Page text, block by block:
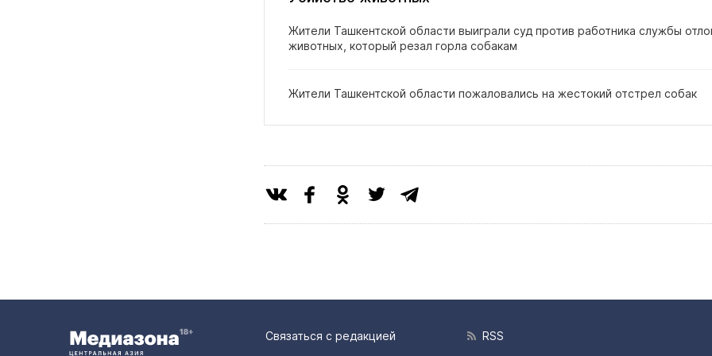
Жители Ташкентской области выиграли суд против работника службы
животных, который резал горла собакам
Жители Ташкентской области пожаловались на жестокий отстрел собак
Связаться с редакцией
RSS